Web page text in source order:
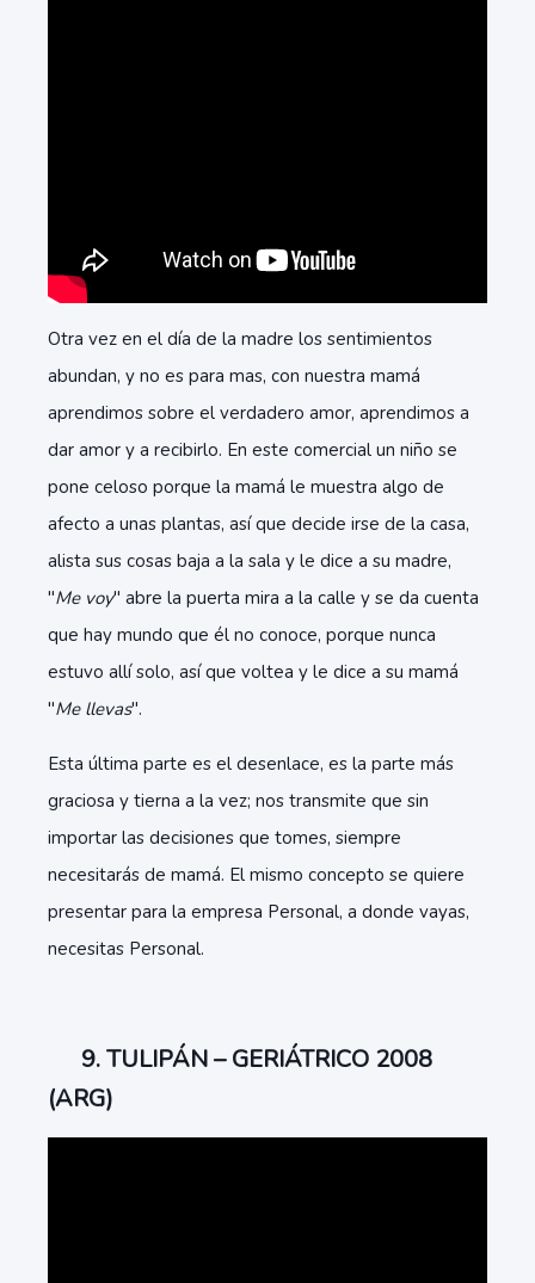
Otra vez en el día de la madre los sentimientos
abundan, y no es para mas, con nuestra mamá
aprendimos sobre el verdadero amor, aprendimos a
dar amor y a recibirlo. En este comercial un niño se
pone celoso porque la mamá le muestra algo de
afecto a unas plantas, así que decide irse de la casa,
alista sus cosas baja a la sala y le dice a su madre,
"Me voy" abre la puerta mira a la calle y se da cuenta
que hay mundo que él no conoce, porque nunca
estuvo allí solo, así que voltea y le dice a su mamá
"Me llevas".
Esta última parte es el desenlace, es la parte más
graciosa y tierna a la vez; nos transmite que sin
importar las decisiones que tomes, siempre
necesitarás de mamá. El mismo concepto se quiere
presentar para la empresa Personal, a donde vayas,
necesitas Personal.
9. TULIPÁN – GERIÁTRICO 2008
(ARG)